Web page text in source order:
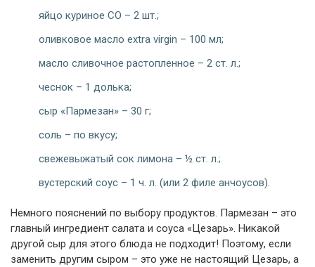
яйцо куриное СО – 2 шт.;
оливковое масло extra virgin – 100 мл;
масло сливочное растопленное – 2 ст. л.;
чеснок – 1 долька;
сыр «Пармезан» – 30 г;
соль – по вкусу;
свежевыжатый сок лимона – ½ ст. л.;
вустерский соус – 1 ч. л. (или 2 филе анчоусов).
Немного пояснений по выбору продуктов. Пармезан – это
главный ингредиент салата и соуса «Цезарь». Никакой
другой сыр для этого блюда не подходит! Поэтому, если
заменить другим сыром – это уже не настоящий Цезарь, а